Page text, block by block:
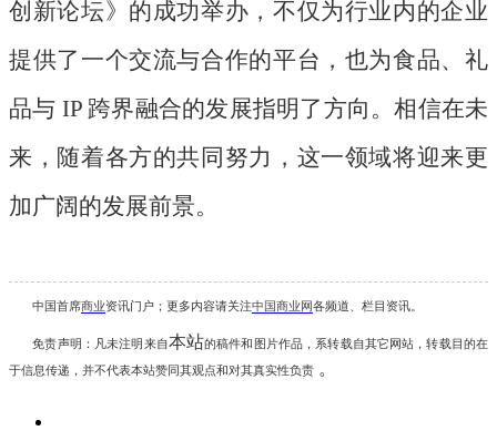
创新论坛》的成功举办，不仅为行业内的企业
提供了一个交流与合作的平台，也为食品、礼
品与 IP 跨界融合的发展指明了方向。相信在未
来，随着各方的共同努力，这一领域将迎来更
加广阔的发展前景。
中国首席商业资讯门户；更多内容请关注中国商业网各频道、栏目资讯
免责声明：凡未注明 来自本站的稿件和图片作品，系转载自其它网站，转载目的在
于信息传递，并不代表本站赞同其观点和对其真实性负责 。